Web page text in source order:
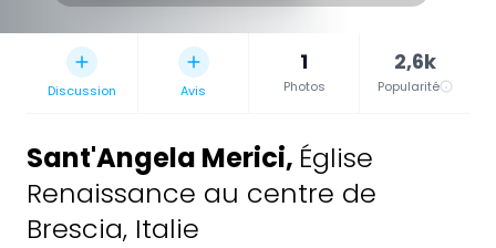
Discussion Avis
1
Photos
2,6k
Popularité
Sant'Angela Merici, Église
Renaissance au centre de
Brescia, Italie